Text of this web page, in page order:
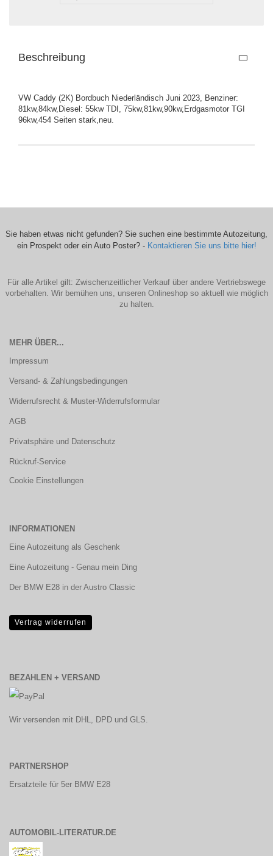
Beschreibung
VW Caddy (2K) Bordbuch Niederländisch Juni 2023, Benziner:
81kw,84kw,Diesel: 55kw TDI, 75kw,81kw,90kw,Erdgasmotor TGI
96kw,454 Seiten stark,neu.
Sie haben etwas nicht gefunden? Sie suchen eine bestimmte Autozeitung,
ein Prospekt oder ein Auto Poster? - Kontaktieren Sie uns bitte hier!
Für alle Artikel gilt: Zwischenzeitlicher Verkauf über andere Vertriebswege
vorbehalten. Wir bemühen uns, unseren Onlineshop so aktuell wie möglich
zu halten.
MEHR ÜBER...
Impressum
Versand- & Zahlungsbedingungen
Widerrufsrecht & Muster-Widerrufsformular
AGB
Privatsphäre und Datenschutz
Rückruf-Service
Cookie Einstellungen
INFORMATIONEN
Eine Autozeitung als Geschenk
Eine Autozeitung - Genau mein Ding
Der BMW E28 in der Austro Classic
Vertrag widerrufen
BEZAHLEN + VERSAND
Wir versenden mit DHL, DPD und GLS.
PARTNERSHOP
Ersatzteile für 5er BMW E28
AUTOMOBIL-LITERATUR.DE